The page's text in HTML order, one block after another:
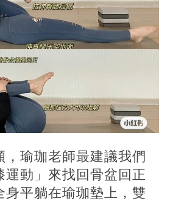
，瑜珈老師最建議我們
運動」來找回骨盆回正
身平躺在瑜珈墊上，雙